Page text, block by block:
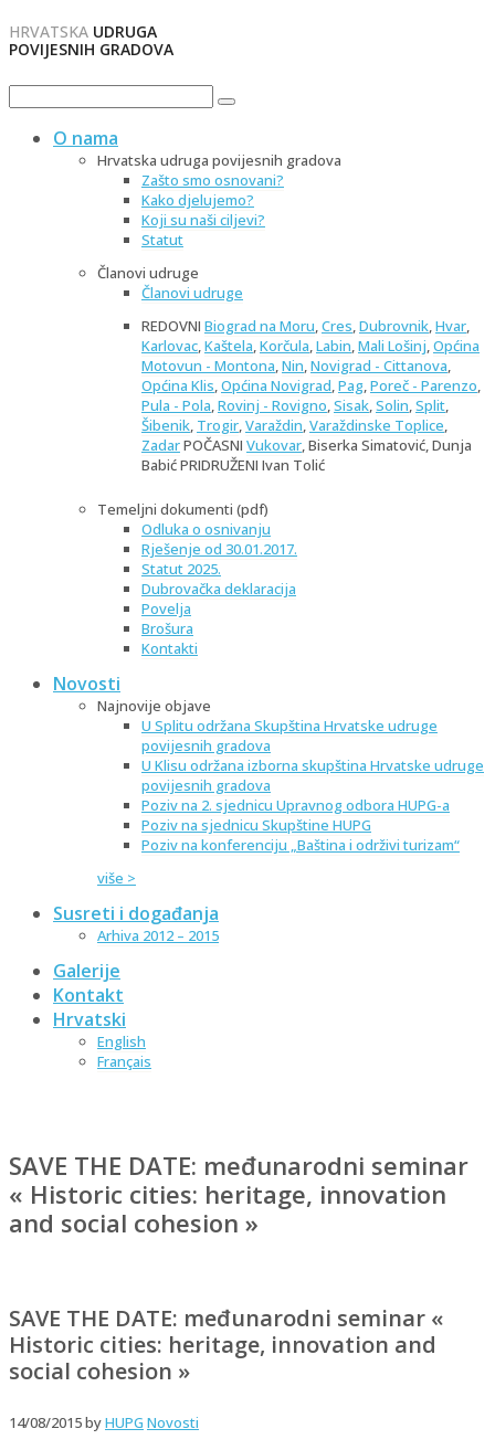
HRVATSKA UDRUGA
POVIJESNIH GRADOVA
O nama
Hrvatska udruga povijesnih gradova
Zašto smo osnovani?
Kako djelujemo?
Koji su naši ciljevi?
Statut
Članovi udruge
Članovi udruge
REDOVNI Biograd na Moru,Cres,Dubrovnik,Hvar,
Karlovac,Kaštela,Korčula,Labin,Mali Lošinj,Općina
Motovun - Montona,Nin,Novigrad - Cittanova,
Općina Klis,Općina Novigrad,Pag,Poreč - Parenzo,
Pula - Pola,Rovinj - Rovigno,Sisak,Solin,Split,
Šibenik, Trogir,Varaždin,Varaždinske Toplice,
ZadarPOČASNI Vukovar, Biserka Simatović, Dunja
Babić PRIDRUŽENI Ivan Tolić
Temeljni dokumenti (pdf)
Odluka o osnivanju
Rješenje od 30.01.2017.
Statut 2025.
Dubrovačka deklaracija
Povelja
Brošura
Kontakti
Novosti
Najnovije objave
U Splitu održana Skupština Hrvatske udruge
povijesnih gradova
U Klisu održana izborna skupština Hrvatske udruge
povijesnih gradova
Poziv na 2. sjednicu Upravnog odbora HUPG-a
Poziv na sjednicu Skupštine HUPG
Poziv na konferenciju „Baština i održivi turizam“
više >
Susreti i događanja
Arhiva 2012 – 2015
Galerije
Kontakt
Hrvatski
English
Français
SAVE THE DATE: međunarodni seminar
« Historic cities: heritage, innovation
and social cohesion »
SAVE THE DATE: međunarodni seminar «
Historic cities: heritage, innovation and
social cohesion »
14/08/2015byHUPG Novosti